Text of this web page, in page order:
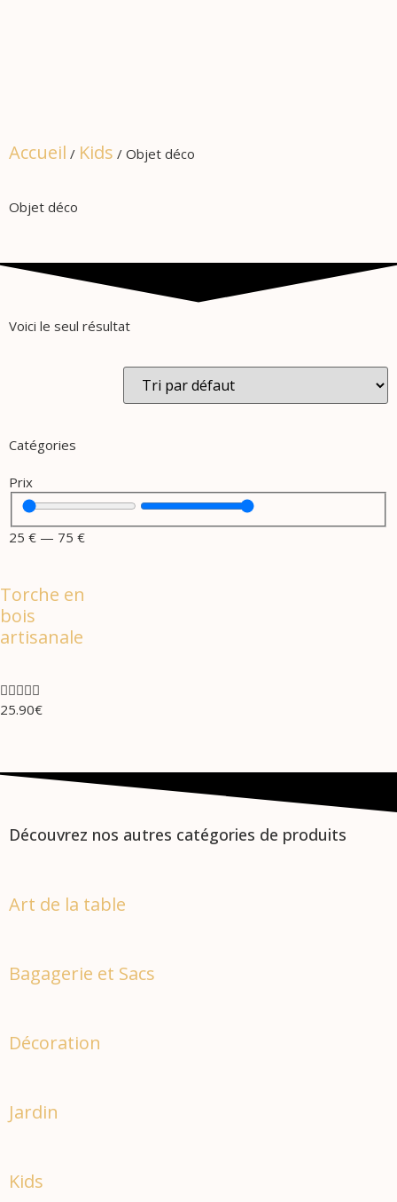
Accueil / Kids / Objet déco
Objet déco
Voici le seul résultat
Catégories
Prix
25 € — 75 €
Torche en
bois
artisanale

25.90€
Découvrez nos autres catégories de produits
Art de la table
Bagagerie et Sacs
Décoration
Jardin
Kids